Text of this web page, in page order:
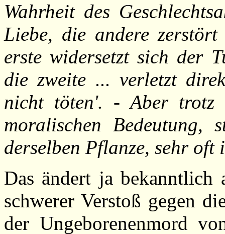
Wahrheit des
Liebe, die andere
erste widersetzt sich der
die zweite ... verletzt
nicht töten'. - Aber trotz
moralischen Bedeutung,
derselben Pflanze, sehr oft
Das ändert ja bekanntlich
schwerer Verstoß gegen
der Ungeborenenmord